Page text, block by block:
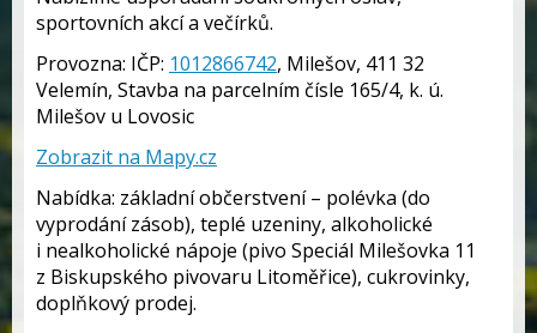
sportovních akcí a večírků.
Provozna: IČP: 1012866742, Milešov, 411 32
Velemín, Stavba na parcelním čísle 165/4, k. ú.
Milešov u Lovosic
Zobrazit na Mapy.cz
Nabídka: základní občerstvení – polévka (do
vyprodání zásob), teplé uzeniny, alkoholické
i nealkoholické nápoje (pivo Speciál Milešovka 11
z Biskupského pivovaru Litoměřice), cukrovinky,
doplňkový prodej.